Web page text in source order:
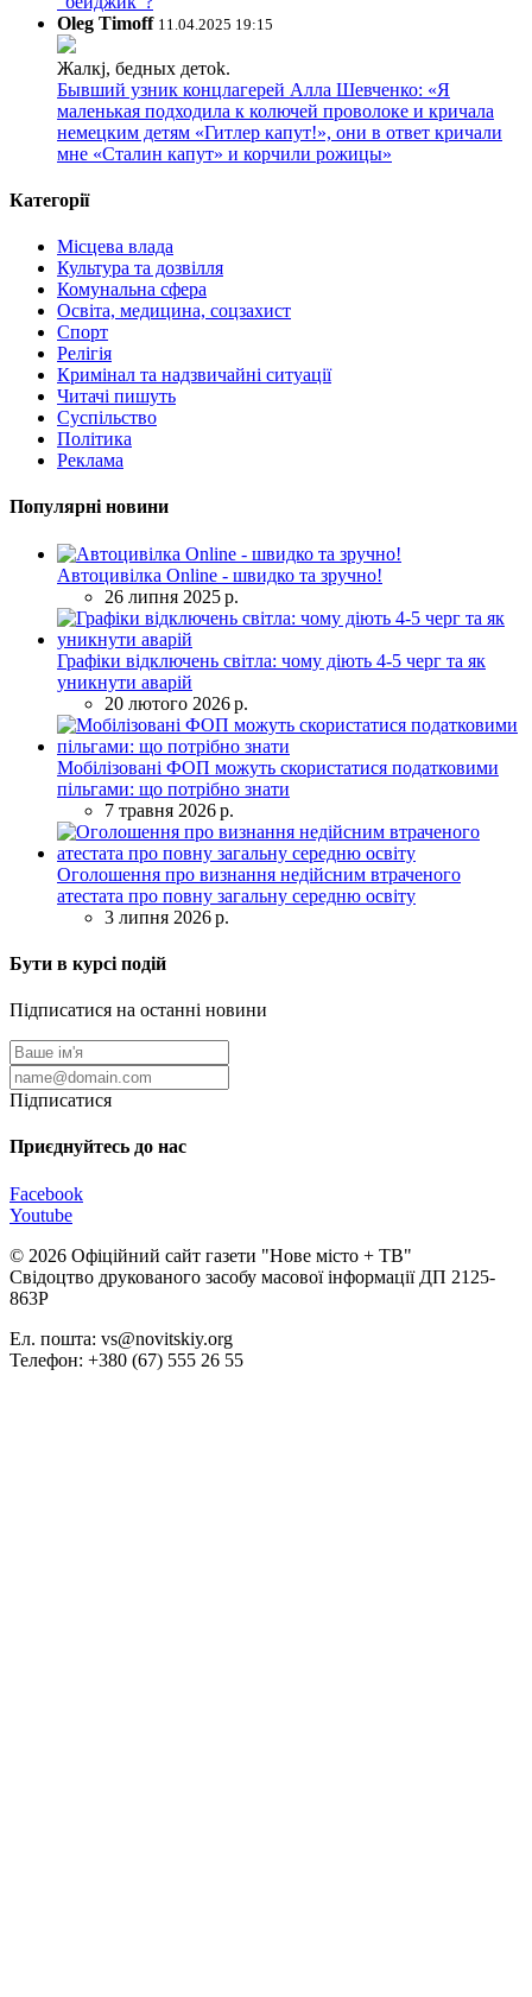
Oleg Timoff 11.04.2025 19:15
Жалкj, бедных детok.
Бывший узник концлагерей Алла Шевченко: «Я
маленькая подходила к колючей проволоке и кричала
немецким детям «Гитлер капут!», они в ответ кричали
мне «Сталин капут» и корчили рожицы»
Категорії
Місцева влада
Культура та дозвілля
Комунальна сфера
Освіта, медицина, соцзахист
Спорт
Релігія
Кримінал та надзвичайні ситуації
Читачі пишуть
Суспільство
Політика
Реклама
Популярні новини
Автоцивілка Online - швидко та зручно!
26 липня 2025 р.
Графіки відключень світла: чому діють 4-5 черг та як
уникнути аварій
20 лютого 2026 р.
Мобілізовані ФОП можуть скористатися податковими
пільгами: що потрібно знати
7 травня 2026 р.
Оголошення про визнання недійсним втраченого
атестата про повну загальну середню освіту
3 липня 2026 р.
Бути в курсі подій
Підписатися на останні новини
Підписатися
Приєднуйтесь до нас
Facebook
Youtube
© 2026 Офіційний сайт газети "Нове мiсто + ТВ"
Свідоцтво друкованого засобу масової інформації ДП 2125-
863Р
Ел. пошта: vs@novitskiy.org
Телефон: +380 (67) 555 26 55